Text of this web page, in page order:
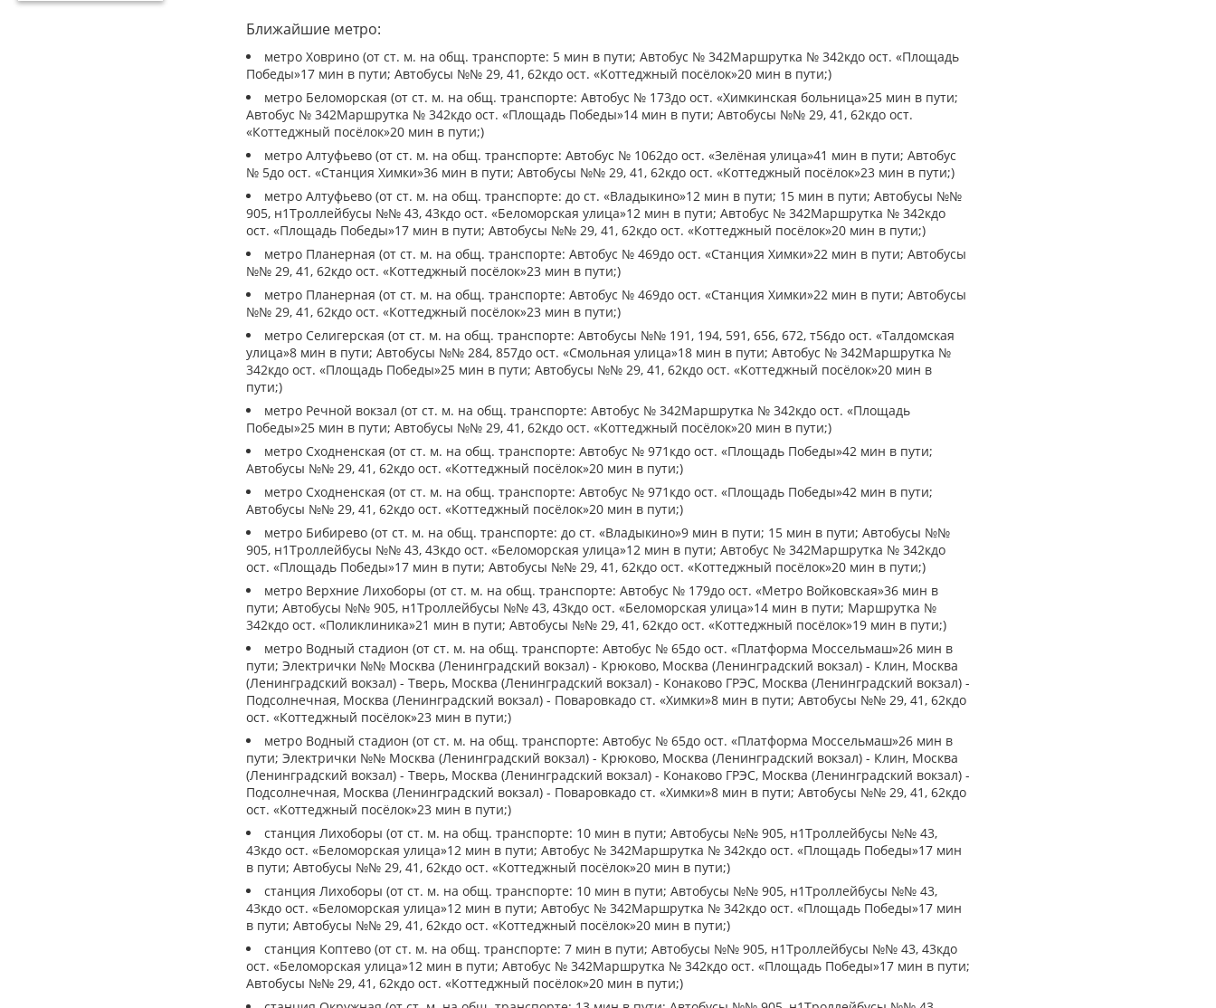
Ближайшие метро:
метро Ховрино (от ст. м. на общ. транспорте: 5 мин в пути; Автобус № 342Маршрутка № 342кдо ост. «Площадь
Победы»17 мин в пути; Автобусы №№ 29, 41, 62кдо ост. «Коттеджный посёлок»20 мин в пути;)
метро Беломорская (от ст. м. на общ. транспорте: Автобус № 173до ост. «Химкинская больница»25 мин в пути;
Автобус № 342Маршрутка № 342кдо ост. «Площадь Победы»14 мин в пути; Автобусы №№ 29, 41, 62кдо ост.
«Коттеджный посёлок»20 мин в пути;)
метро Алтуфьево (от ст. м. на общ. транспорте: Автобус № 1062до ост. «Зелёная улица»41 мин в пути; Автобус
№ 5до ост. «Станция Химки»36 мин в пути; Автобусы №№ 29, 41, 62кдо ост. «Коттеджный посёлок»23 мин в пути;)
метро Алтуфьево (от ст. м. на общ. транспорте: до ст. «Владыкино»12 мин в пути; 15 мин в пути; Автобусы №№
905, н1Троллейбусы №№ 43, 43кдо ост. «Беломорская улица»12 мин в пути; Автобус № 342Маршрутка № 342кдо
ост. «Площадь Победы»17 мин в пути; Автобусы №№ 29, 41, 62кдо ост. «Коттеджный посёлок»20 мин в пути;)
метро Планерная (от ст. м. на общ. транспорте: Автобус № 469до ост. «Станция Химки»22 мин в пути; Автобусы
№№ 29, 41, 62кдо ост. «Коттеджный посёлок»23 мин в пути;)
метро Планерная (от ст. м. на общ. транспорте: Автобус № 469до ост. «Станция Химки»22 мин в пути; Автобусы
№№ 29, 41, 62кдо ост. «Коттеджный посёлок»23 мин в пути;)
метро Селигерская (от ст. м. на общ. транспорте: Автобусы №№ 191, 194, 591, 656, 672, т56до ост. «Талдомская
улица»8 мин в пути; Автобусы №№ 284, 857до ост. «Смольная улица»18 мин в пути; Автобус № 342Маршрутка №
342кдо ост. «Площадь Победы»25 мин в пути; Автобусы №№ 29, 41, 62кдо ост. «Коттеджный посёлок»20 мин в
пути;)
метро Речной вокзал (от ст. м. на общ. транспорте: Автобус № 342Маршрутка № 342кдо ост. «Площадь
Победы»25 мин в пути; Автобусы №№ 29, 41, 62кдо ост. «Коттеджный посёлок»20 мин в пути;)
метро Сходненская (от ст. м. на общ. транспорте: Автобус № 971кдо ост. «Площадь Победы»42 мин в пути;
Автобусы №№ 29, 41, 62кдо ост. «Коттеджный посёлок»20 мин в пути;)
метро Сходненская (от ст. м. на общ. транспорте: Автобус № 971кдо ост. «Площадь Победы»42 мин в пути;
Автобусы №№ 29, 41, 62кдо ост. «Коттеджный посёлок»20 мин в пути;)
метро Бибирево (от ст. м. на общ. транспорте: до ст. «Владыкино»9 мин в пути; 15 мин в пути; Автобусы №№
905, н1Троллейбусы №№ 43, 43кдо ост. «Беломорская улица»12 мин в пути; Автобус № 342Маршрутка № 342кдо
ост. «Площадь Победы»17 мин в пути; Автобусы №№ 29, 41, 62кдо ост. «Коттеджный посёлок»20 мин в пути;)
метро Верхние Лихоборы (от ст. м. на общ. транспорте: Автобус № 179до ост. «Метро Войковская»36 мин в
пути; Автобусы №№ 905, н1Троллейбусы №№ 43, 43кдо ост. «Беломорская улица»14 мин в пути; Маршрутка №
342кдо ост. «Поликлиника»21 мин в пути; Автобусы №№ 29, 41, 62кдо ост. «Коттеджный посёлок»19 мин в пути;)
метро Водный стадион (от ст. м. на общ. транспорте: Автобус № 65до ост. «Платформа Моссельмаш»26 мин в
пути; Электрички №№ Москва (Ленинградский вокзал) - Крюково, Москва (Ленинградский вокзал) - Клин, Москва
(Ленинградский вокзал) - Тверь, Москва (Ленинградский вокзал) - Конаково ГРЭС, Москва (Ленинградский вокзал) -
Подсолнечная, Москва (Ленинградский вокзал) - Поваровкадо ст. «Химки»8 мин в пути; Автобусы №№ 29, 41, 62кдо
ост. «Коттеджный посёлок»23 мин в пути;)
метро Водный стадион (от ст. м. на общ. транспорте: Автобус № 65до ост. «Платформа Моссельмаш»26 мин в
пути; Электрички №№ Москва (Ленинградский вокзал) - Крюково, Москва (Ленинградский вокзал) - Клин, Москва
(Ленинградский вокзал) - Тверь, Москва (Ленинградский вокзал) - Конаково ГРЭС, Москва (Ленинградский вокзал) -
Подсолнечная, Москва (Ленинградский вокзал) - Поваровкадо ст. «Химки»8 мин в пути; Автобусы №№ 29, 41, 62кдо
ост. «Коттеджный посёлок»23 мин в пути;)
станция Лихоборы (от ст. м. на общ. транспорте: 10 мин в пути; Автобусы №№ 905, н1Троллейбусы №№ 43,
43кдо ост. «Беломорская улица»12 мин в пути; Автобус № 342Маршрутка № 342кдо ост. «Площадь Победы»17 мин
в пути; Автобусы №№ 29, 41, 62кдо ост. «Коттеджный посёлок»20 мин в пути;)
станция Лихоборы (от ст. м. на общ. транспорте: 10 мин в пути; Автобусы №№ 905, н1Троллейбусы №№ 43,
43кдо ост. «Беломорская улица»12 мин в пути; Автобус № 342Маршрутка № 342кдо ост. «Площадь Победы»17 мин
в пути; Автобусы №№ 29, 41, 62кдо ост. «Коттеджный посёлок»20 мин в пути;)
станция Коптево (от ст. м. на общ. транспорте: 7 мин в пути; Автобусы №№ 905, н1Троллейбусы №№ 43, 43кдо
ост. «Беломорская улица»12 мин в пути; Автобус № 342Маршрутка № 342кдо ост. «Площадь Победы»17 мин в пути;
Автобусы №№ 29, 41, 62кдо ост. «Коттеджный посёлок»20 мин в пути;)